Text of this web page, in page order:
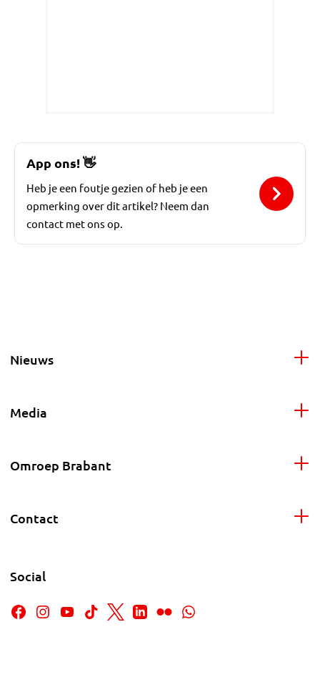
App ons!👋
Heb je een foutje gezien of heb je een
opmerking over dit artikel? Neem dan
contact met ons op.
Nieuws
Media
Omroep Brabant
Contact
Social